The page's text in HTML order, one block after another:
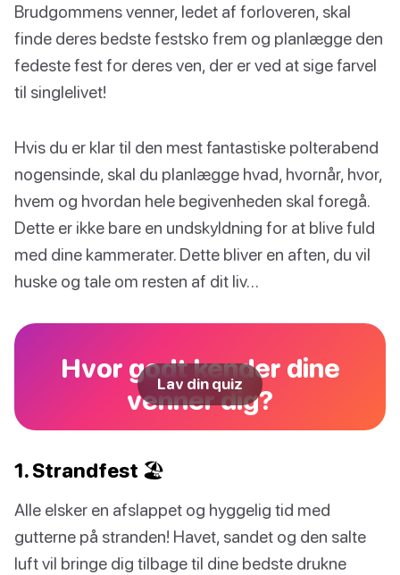
Brudgommens venner, ledet af forloveren, skal
finde deres bedste festsko frem og planlægge den
fedeste fest for deres ven, der er ved at sige farvel
til singlelivet!
Hvis du er klar til den mest fantastiske polterabend
nogensinde, skal du planlægge hvad, hvornår, hvor,
hvem og hvordan hele begivenheden skal foregå.
Dette er ikke bare en undskyldning for at blive fuld
med dine kammerater. Dette bliver en aften, du vil
huske og tale om resten af dit liv…
Hvor godt kender dine
venner dig?
Lav din quiz
1. Strandfest 🏖️
Alle elsker en afslappet og hyggelig tid med
gutterne på stranden! Havet, sandet og den salte
luft vil bringe dig tilbage til dine bedste drukne